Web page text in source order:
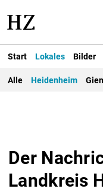
Start Lokales Bilder
Alle Heidenheim
Der
Landkreis